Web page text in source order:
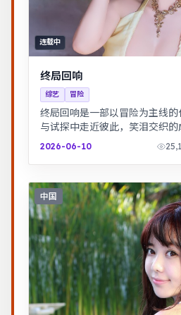
连载中
终局回响
综艺 冒险
终局回响是一部以冒险为主线
与试探中走近彼此，笑泪交织的
的道义抉择，动作设计利落，意
2026-06-10
中国